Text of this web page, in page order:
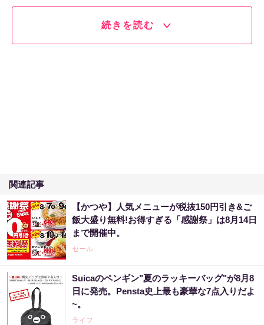
続きを読む
関連記事
【かつや】人気メニューが税抜150円引き&ご
飯大盛り無料!お得すぎる「感謝祭」は8月14日
まで開催中。
セール
Suicaのペンギン"夏のラッキーバッグ"が8月8
日に発売。Pensta史上最も豪華な7点入りだよ
~。
ライフ